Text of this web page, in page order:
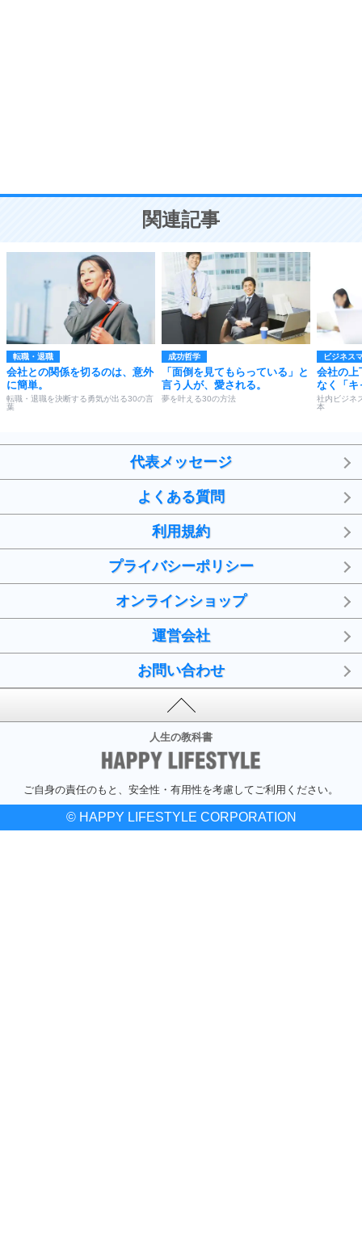
ことが大切。
関連記事
転職・退職
会社との関係を切るのは、意外
に簡単。
転職・退職を決断する勇気が出る30の言
葉
成功哲学
「面倒を見てもらっている」と
言う人が、愛される。
夢を叶える30の方法
ビジネス
会社の上
なく「キ
社内ビジネ
本
代表メッセージ
よくある質問
利用規約
プライバシーポリシー
オンラインショップ
運営会社
お問い合わせ
人生の教科書
ご自身の責任のもと、安全性・有用性を考慮してご利用ください。
© HAPPY LIFESTYLE CORPORATION